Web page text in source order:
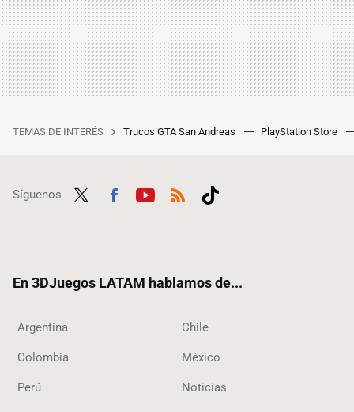
TEMAS DE INTERÉS Trucos GTA San Andreas PlayStation Store
Síguenos
En 3DJuegos LATAM hablamos de...
Argentina Chile
Colombia México
Perú Noticias